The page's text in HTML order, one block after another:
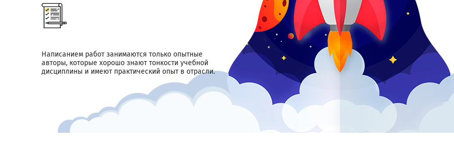
Написанием работ занимаются только опытные
авторы, которые хорошо знают тонкости учебной
дисциплины и имеют практический опыт в отрасли.